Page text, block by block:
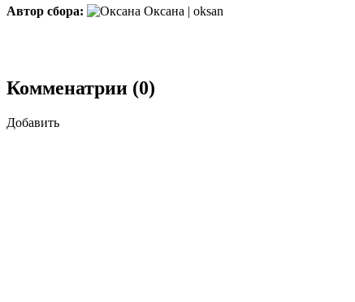
Автор сбора:
Оксана | oksan
Комменатрии (0)
Добавить